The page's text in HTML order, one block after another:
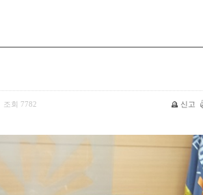
조회 7782 신고